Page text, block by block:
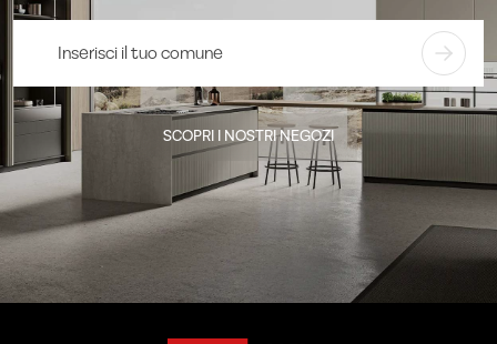
SCOPRI I NOSTRI NEGOZI